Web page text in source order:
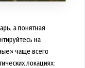
а понятная
на
чаще всего
локациях: